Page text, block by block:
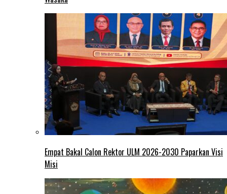
Empat Bakal Calon Rektor ULM 2026-2030 Paparkan Visi
Misi